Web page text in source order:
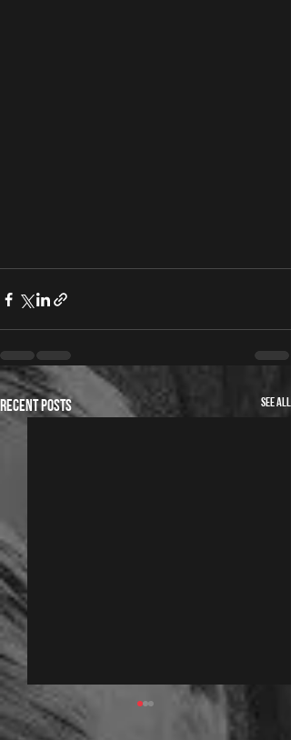
Recent Posts See All